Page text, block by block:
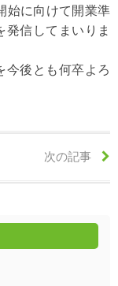
始に向けて開業準
信してまいりま
今後とも何卒よろ
次の記事